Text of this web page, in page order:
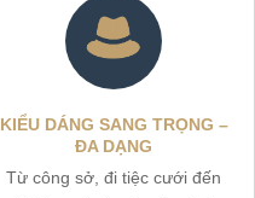
KIỂU DÁNG SANG TRỌNG –
ĐA DẠNG
Từ công sở, đi tiệc cưới đến